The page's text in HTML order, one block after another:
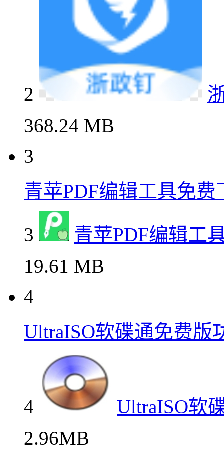
2
368.24 MB
3
青苹PDF编辑工具免费
3
青苹PDF编辑工
19.61 MB
4
UltraISO软碟通免费版
4
UltraISO软
2.96MB